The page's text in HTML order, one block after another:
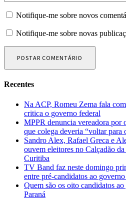
Notifique-me sobre novos
Notifique-me sobre novas
Recentes
Na ACP, Romeu Zema fala
critica o governo federal
MPPR denuncia vereadora por
que colega deveria “voltar para
Sandro Alex, Rafael Greca e
ouvem eleitores no Calçadão
Curitiba
TV Band faz neste domingo
entre pré-candidatos ao
Quem são os oito candidatos
Paraná